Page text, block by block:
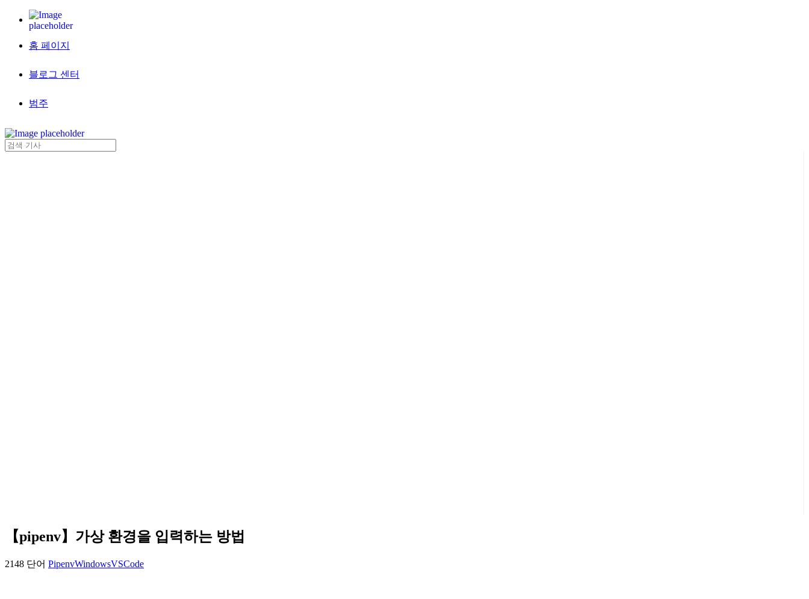
홈 페이지
블로그 센터
범주
【pipenv】가상 환경을 입력하는 방법
2148 단어 PipenvWindowsVSCode